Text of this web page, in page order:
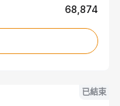
68,874
已結束